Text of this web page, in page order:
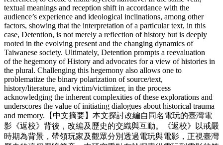
textual meanings and reception shift in accordance with the
audience’s experience and ideological inclinations, among other
factors, showing that the interpretation of a particular text, in this
case, Detention, is not merely a reflection of history but is deeply
rooted in the evolving present and the changing dynamics of
Taiwanese society. Ultimately, Detention prompts a reevaluation
of the hegemony of History and advocates for a view of histories in
the plural. Challenging this hegemony also allows one to
problematize the binary polarization of source/text,
history/literature, and victim/victimizer, in the process
acknowledging the inherent complexities of these explorations and
underscores the value of initiating dialogues about historical trauma
and memory.【中文摘要】本文探討改編自同名電玩的臺灣電
影《返校》背後，改編及歷史的交織與互動。《返校》以戒嚴
時期為背景，帶領玩家及觀眾分別透過電玩與電影，正視臺灣